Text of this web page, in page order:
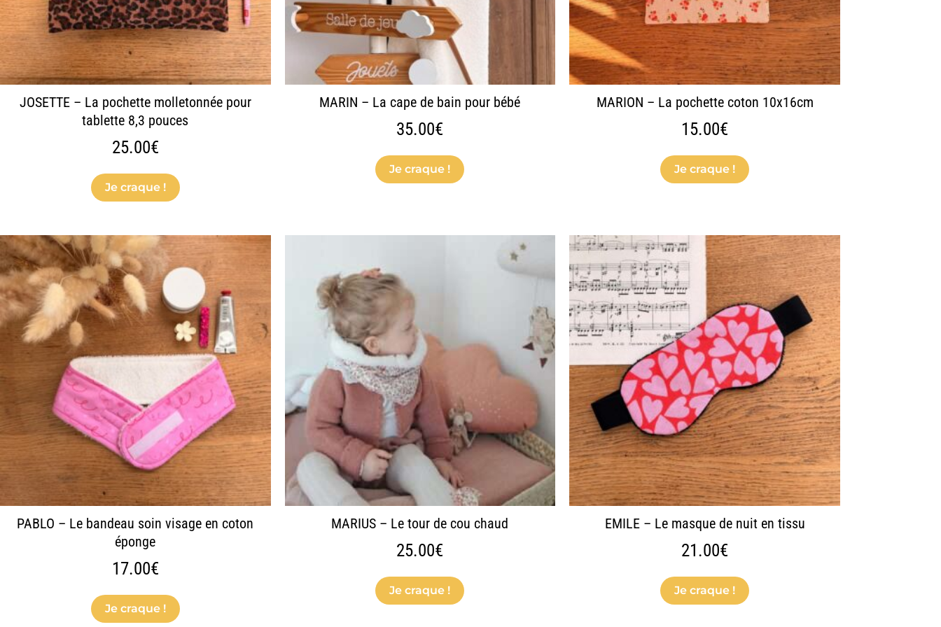
JOSETTE – La pochette molletonnée pour
tablette 8,3 pouces
25.00€
Je craque !
sur
la
page
du
produit
MARIN – La cape de bain pour bébé
35.00€
Je craque !
du
produit
MARION – La pochette coton 10x16cm
15.00€
Je craque !
sur
la
page
du
produit
PABLO – Le bandeau soin visage en coton
éponge
17.00€
Je craque !
produit
plusieurs
variations.
Les
options
peuvent
être
choisies
sur
la
page
du
produit
MARIUS – Le tour de cou chaud
25.00€
Je craque !
options
peuvent
choisies
sur
la
produit
EMILE – Le masque de nuit en tissu
21.00€
Je craque !
Ce
produit
a
plusieurs
variations.
Les
options
peuvent
être
choisies
sur
la
page
du
produit